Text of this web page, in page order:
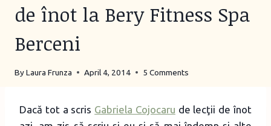
de înot la Bery Fitness Spa
Berceni
ByLaura Frunza April 4, 2014 5 Comments
Dacă tot a scris Gabriela Cojocaru de lecţii de înot